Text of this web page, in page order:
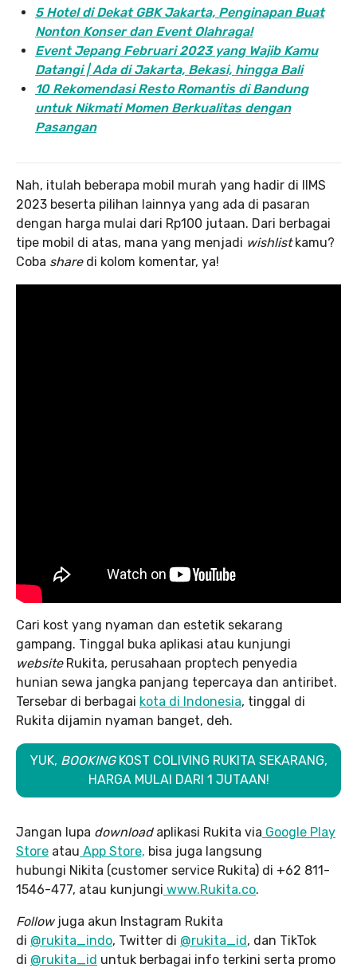
5 Hotel di Dekat GBK Jakarta, Penginapan Buat
Nonton Konser dan Event Olahraga!
Event Jepang Februari 2023 yang Wajib Kamu
Datangi | Ada di Jakarta, Bekasi, hingga Bali
10 Rekomendasi Resto Romantis di Bandung
untuk Nikmati Momen Berkualitas dengan
Pasangan
Nah, itulah beberapa mobil murah yang hadir di IIMS
2023 beserta pilihan lainnya yang ada di pasaran
dengan harga mulai dari Rp100 jutaan. Dari berbagai
tipe mobil di atas, mana yang menjadi wishlistkamu?
Coba share di kolom komentar, ya!
Cari kost yang nyaman dan estetik sekarang
gampang. Tinggal buka aplikasi atau kunjungi
website Rukita, perusahaan proptech penyedia
hunian sewa jangka panjang tepercaya dan antiribet.
Tersebar di berbagai kota di Indonesia, tinggal di
Rukita dijamin nyaman banget, deh.
YUK, BOOKING KOST COLIVING RUKITA SEKARANG,
HARGA MULAI DARI 1 JUTAAN!
Jangan lupa download aplikasi Rukita via Google Play
Store atau App Store, bisa juga langsung
hubungi Nikita (customer service Rukita) di +62 811-
1546-477, atau kunjungi www.Rukita.co.
Follow juga akun Instagram Rukita
di @rukita_indo, Twitter di @rukita_id, dan TikTok
di @rukita_id untuk berbagai info terkini serta promo